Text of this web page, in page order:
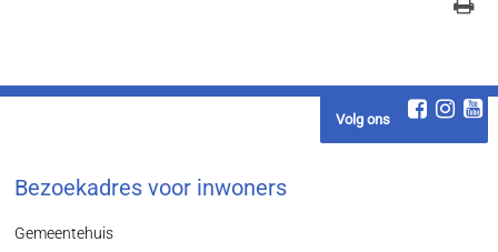
Volg ons
Bezoekadres voor inwoners
Gemeentehuis